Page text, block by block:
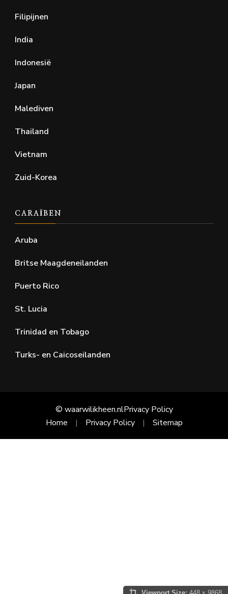
Filipijnen
India
Indonesië
Japan
Malediven
Thailand
Vietnam
Zuid-Korea
CARAÏBEN
Aruba
Britse Maagdeneilanden
Puerto Rico
St. Lucia
Trinidad en Tobago
Turks- en Caicoseilanden
© waarwilikheen.nlPrivacy Policy
Home
Privacy Policy Sitemap